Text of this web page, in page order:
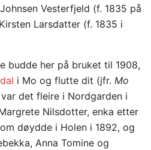
Vesterfjeld (f. 1835 på
Larsdatter (f. 1835 i
budde her på bruket til 1908,
i Mo og flutte dit (jfr. Mo
var det fleire i Nordgarden i
Nilsdotter, enka etter
døydde i Holen i 1892, og
Anna Tomine og